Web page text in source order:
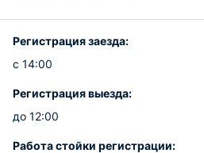
Регистрация заезда:
с 14:00
Регистрация выезда:
до 12:00
Работа стойки регистрации: